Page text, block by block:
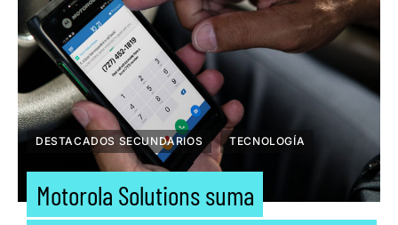
DESTACADOS SECUNDARIOS TECNOLOGÍA
Motorola Solutions suma